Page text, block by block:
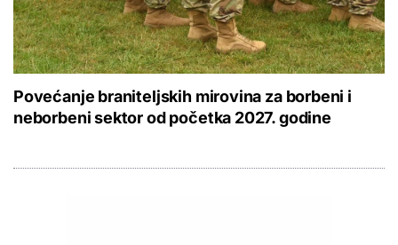
Povećanje braniteljskih mirovina za borbeni i
neborbeni sektor od početka 2027. godine